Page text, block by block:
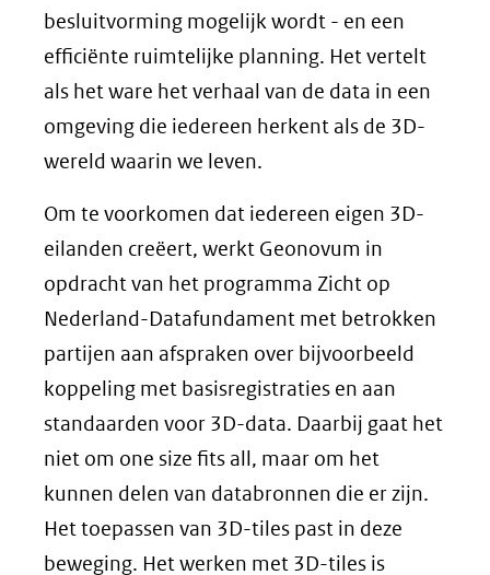
besluitvorming mogelijk wordt - en een
efficiënte ruimtelijke planning. Het vertelt
als het ware het verhaal van de data in een
omgeving die iedereen herkent als de 3D-
wereld waarin we leven.
Om te voorkomen dat iedereen eigen 3D-
eilanden creëert, werkt Geonovum in
opdracht van het programma Zicht op
Nederland-Datafundament met betrokken
partijen aan afspraken over bijvoorbeeld
koppeling met basisregistraties en aan
standaarden voor 3D-data. Daarbij gaat het
niet om one size fits all, maar om het
kunnen delen van databronnen die er zijn.
Het toepassen van 3D-tiles past in deze
beweging. Het werken met 3D-tiles is